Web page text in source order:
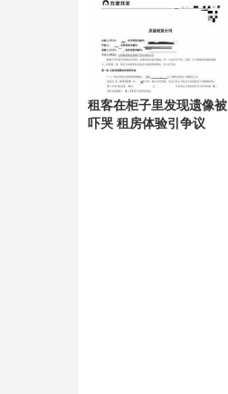
租客在柜子里发现遗像被
吓哭 租房体验引争议